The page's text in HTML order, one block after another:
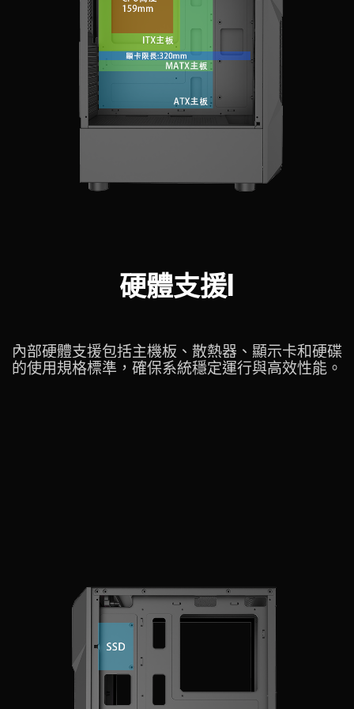
硬體支援I
內部硬體支援包括主機板、散熱器、顯示卡和硬碟
的使用規格標準，確保系統穩定運行與高效性能。